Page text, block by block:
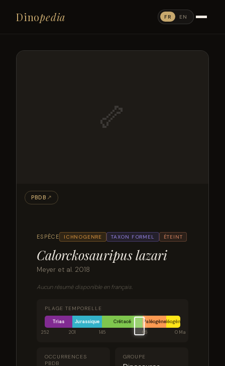
Dinopedia FR EN
ESPÈCE ICHNOGENRE TAXON FORMEL ÉTEINT
Calorckosauripus lazari
Meyer et al. 2018
Aucun résumé disponible en français.
PLAGE TEMPORELLE
Trias Jurassique Crétacé PaléogèneNéogène
252
201 145 66 0 Ma
OCCURRENCES
PBDB
GROUPE
🦴
PBDB ↗